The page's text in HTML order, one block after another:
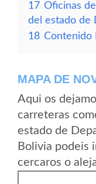
17 Oficinas
del estado de
18 Contenido
MAPA DE
Aqui os
carreteras
estado de
Bolivia podeis
cercaros o